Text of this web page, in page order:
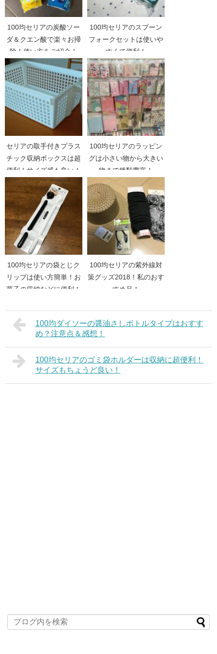
100均セリアの炭酸ソー
ダ＆クエン酸で楽々お掃
除！使い方をご紹介！
100均セリアのスプーン
フォークセットは使いや
すくて便利！
セリアの取手付きプラス
チック収納ボックスは超
便利！サイズ感も良い！
100均セリアのラッピン
グは小さい物から大きい
物まで種類豊富！
100均セリアの袋とじク
リップは使い方簡単！お
菓子の収納などに便利！
100均セリアの紫外線対
策グッズ2018！私のおす
すめ品！
100均ダイソーの醤油さしボトルタイプはおすす
め？注意点＆感想！
100均セリアのゴミ袋ホルダーは収納に超便利！
サイズもちょうど良い！